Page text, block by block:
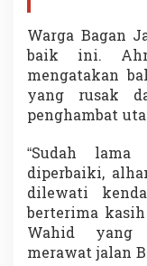
Warga Bagan
baik ini.
mengatakan
yang rusak
penghambat
“Sudah
diperbaiki,
dilewati
berterima
Wahid yang
merawat jalan